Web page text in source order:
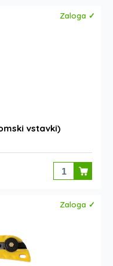
Zaloga ✓
vstavki)
Zaloga ✓